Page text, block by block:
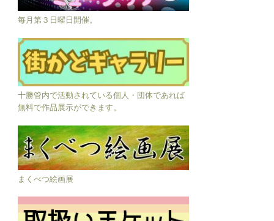
毎月第３日曜日開催。
十勝管内で活動されている個人・団体であれば
無料で作品展示ができます。
まくべつ絵画展